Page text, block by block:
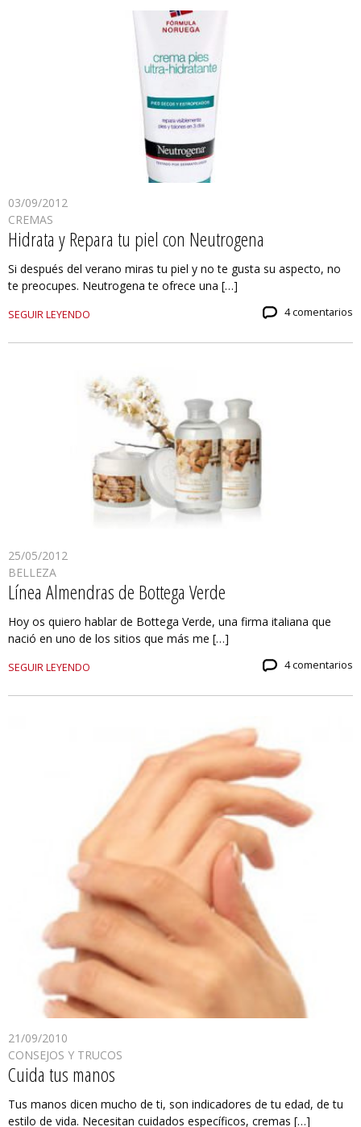
03/09/2012
CREMAS
Hidrata y Repara tu piel con Neutrogena
Si después del verano miras tu piel y no te gusta su aspecto, no
te preocupes. Neutrogena te ofrece una […]
SEGUIR LEYENDO 4 comentarios
25/05/2012
BELLEZA
Línea Almendras de Bottega Verde
Hoy os quiero hablar de Bottega Verde, una firma italiana que
nació en uno de los sitios que más me […]
SEGUIR LEYENDO 4 comentarios
21/09/2010
CONSEJOS Y TRUCOS
Cuida tus manos
Tus manos dicen mucho de ti, son indicadores de tu edad, de tu
estilo de vida. Necesitan cuidados específicos, cremas […]